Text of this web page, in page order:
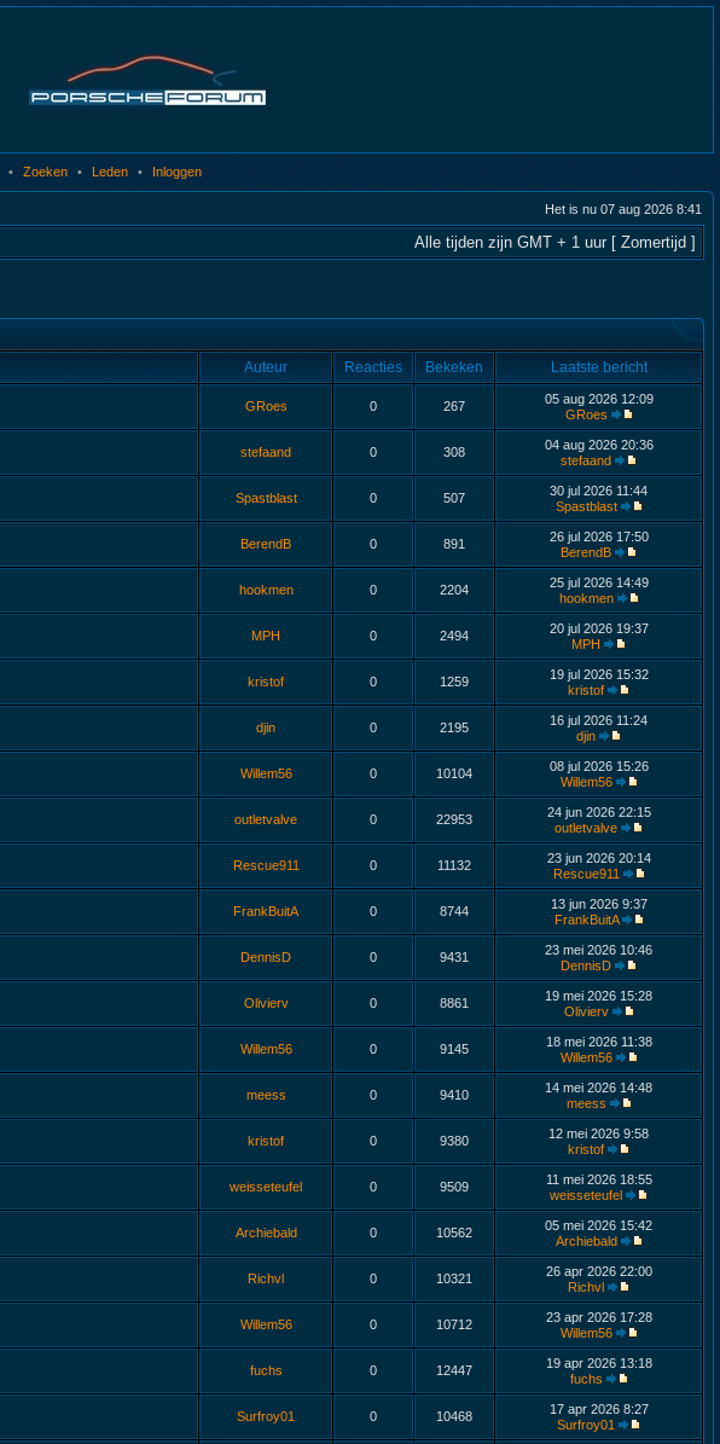
• Zoeken • Leden • Inloggen
Het is nu 07 aug 2026 8:41
Alle tijden zijn GMT + 1 uur [ Zomertijd ]
Auteur Reacties Bekeken Laatste bericht
GRoes 0 267
05 aug 2026 12:09
GRoes
stefaand 0 308
04 aug 2026 20:36
stefaand
Spastblast 0 507
30 jul 2026 11:44
Spastblast
BerendB 0 891
26 jul 2026 17:50
BerendB
hookmen 0 2204
25 jul 2026 14:49
hookmen
MPH 0 2494
20 jul 2026 19:37
MPH
kristof 0 1259
19 jul 2026 15:32
kristof
djin 0 2195
16 jul 2026 11:24
djin
Willem56 0 10104
08 jul 2026 15:26
Willem56
outletvalve 0 22953
24 jun 2026 22:15
outletvalve
Rescue911 0 11132
23 jun 2026 20:14
Rescue911
FrankBuitA 0 8744
13 jun 2026 9:37
FrankBuitA
DennisD 0 9431
23 mei 2026 10:46
DennisD
Olivierv 0 8861
19 mei 2026 15:28
Olivierv
Willem56 0 9145
18 mei 2026 11:38
Willem56
meess 0 9410
14 mei 2026 14:48
meess
kristof 0 9380
12 mei 2026 9:58
kristof
weisseteufel 0 9509
11 mei 2026 18:55
weisseteufel
Archiebald 0 10562
05 mei 2026 15:42
Archiebald
Richvl 0 10321
26 apr 2026 22:00
Richvl
Willem56 0 10712
23 apr 2026 17:28
Willem56
fuchs 0 12447
19 apr 2026 13:18
fuchs
Surfroy01 0 10468
17 apr 2026 8:27
Surfroy01